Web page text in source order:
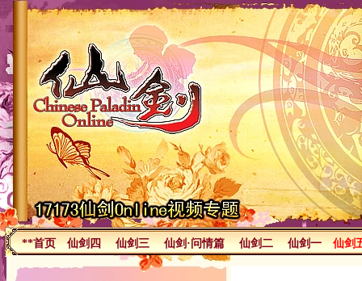
**首页 仙剑四 仙剑三 仙剑·问情篇 仙剑二 仙剑一 仙剑